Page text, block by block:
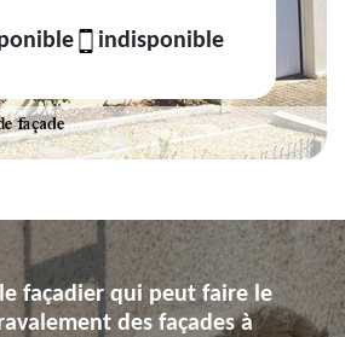
indisponible
façadier qui peut faire le
des façades à